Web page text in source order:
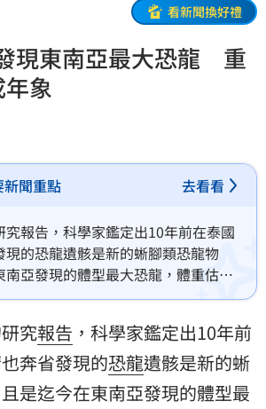
看新聞換好禮
現東南亞最大恐龍 重
象
新聞重點 去看看
報告，科學家鑑定出10年前在泰國
現的恐龍遺骸是新的蜥腳類恐龍物
亞發現的體型最大恐龍，體重估計
。
究報告 ，科學家鑑定出10年前
奔省發現的恐龍遺骸是新的蜥
是迄今在東南亞發現的體型最